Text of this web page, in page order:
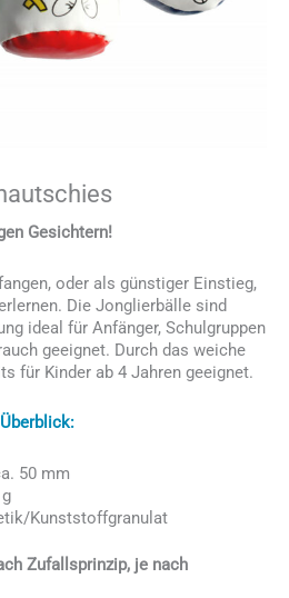
Gesichtern!
oder als günstiger Einstieg,
Die Jonglierbälle sind
ideal für Anfänger, Schulgruppen
geeignet. Durch das weiche
für Kinder ab 4 Jahren geeignet.
50 mm
Kunststoffgranulat
Zufallsprinzip, je nach